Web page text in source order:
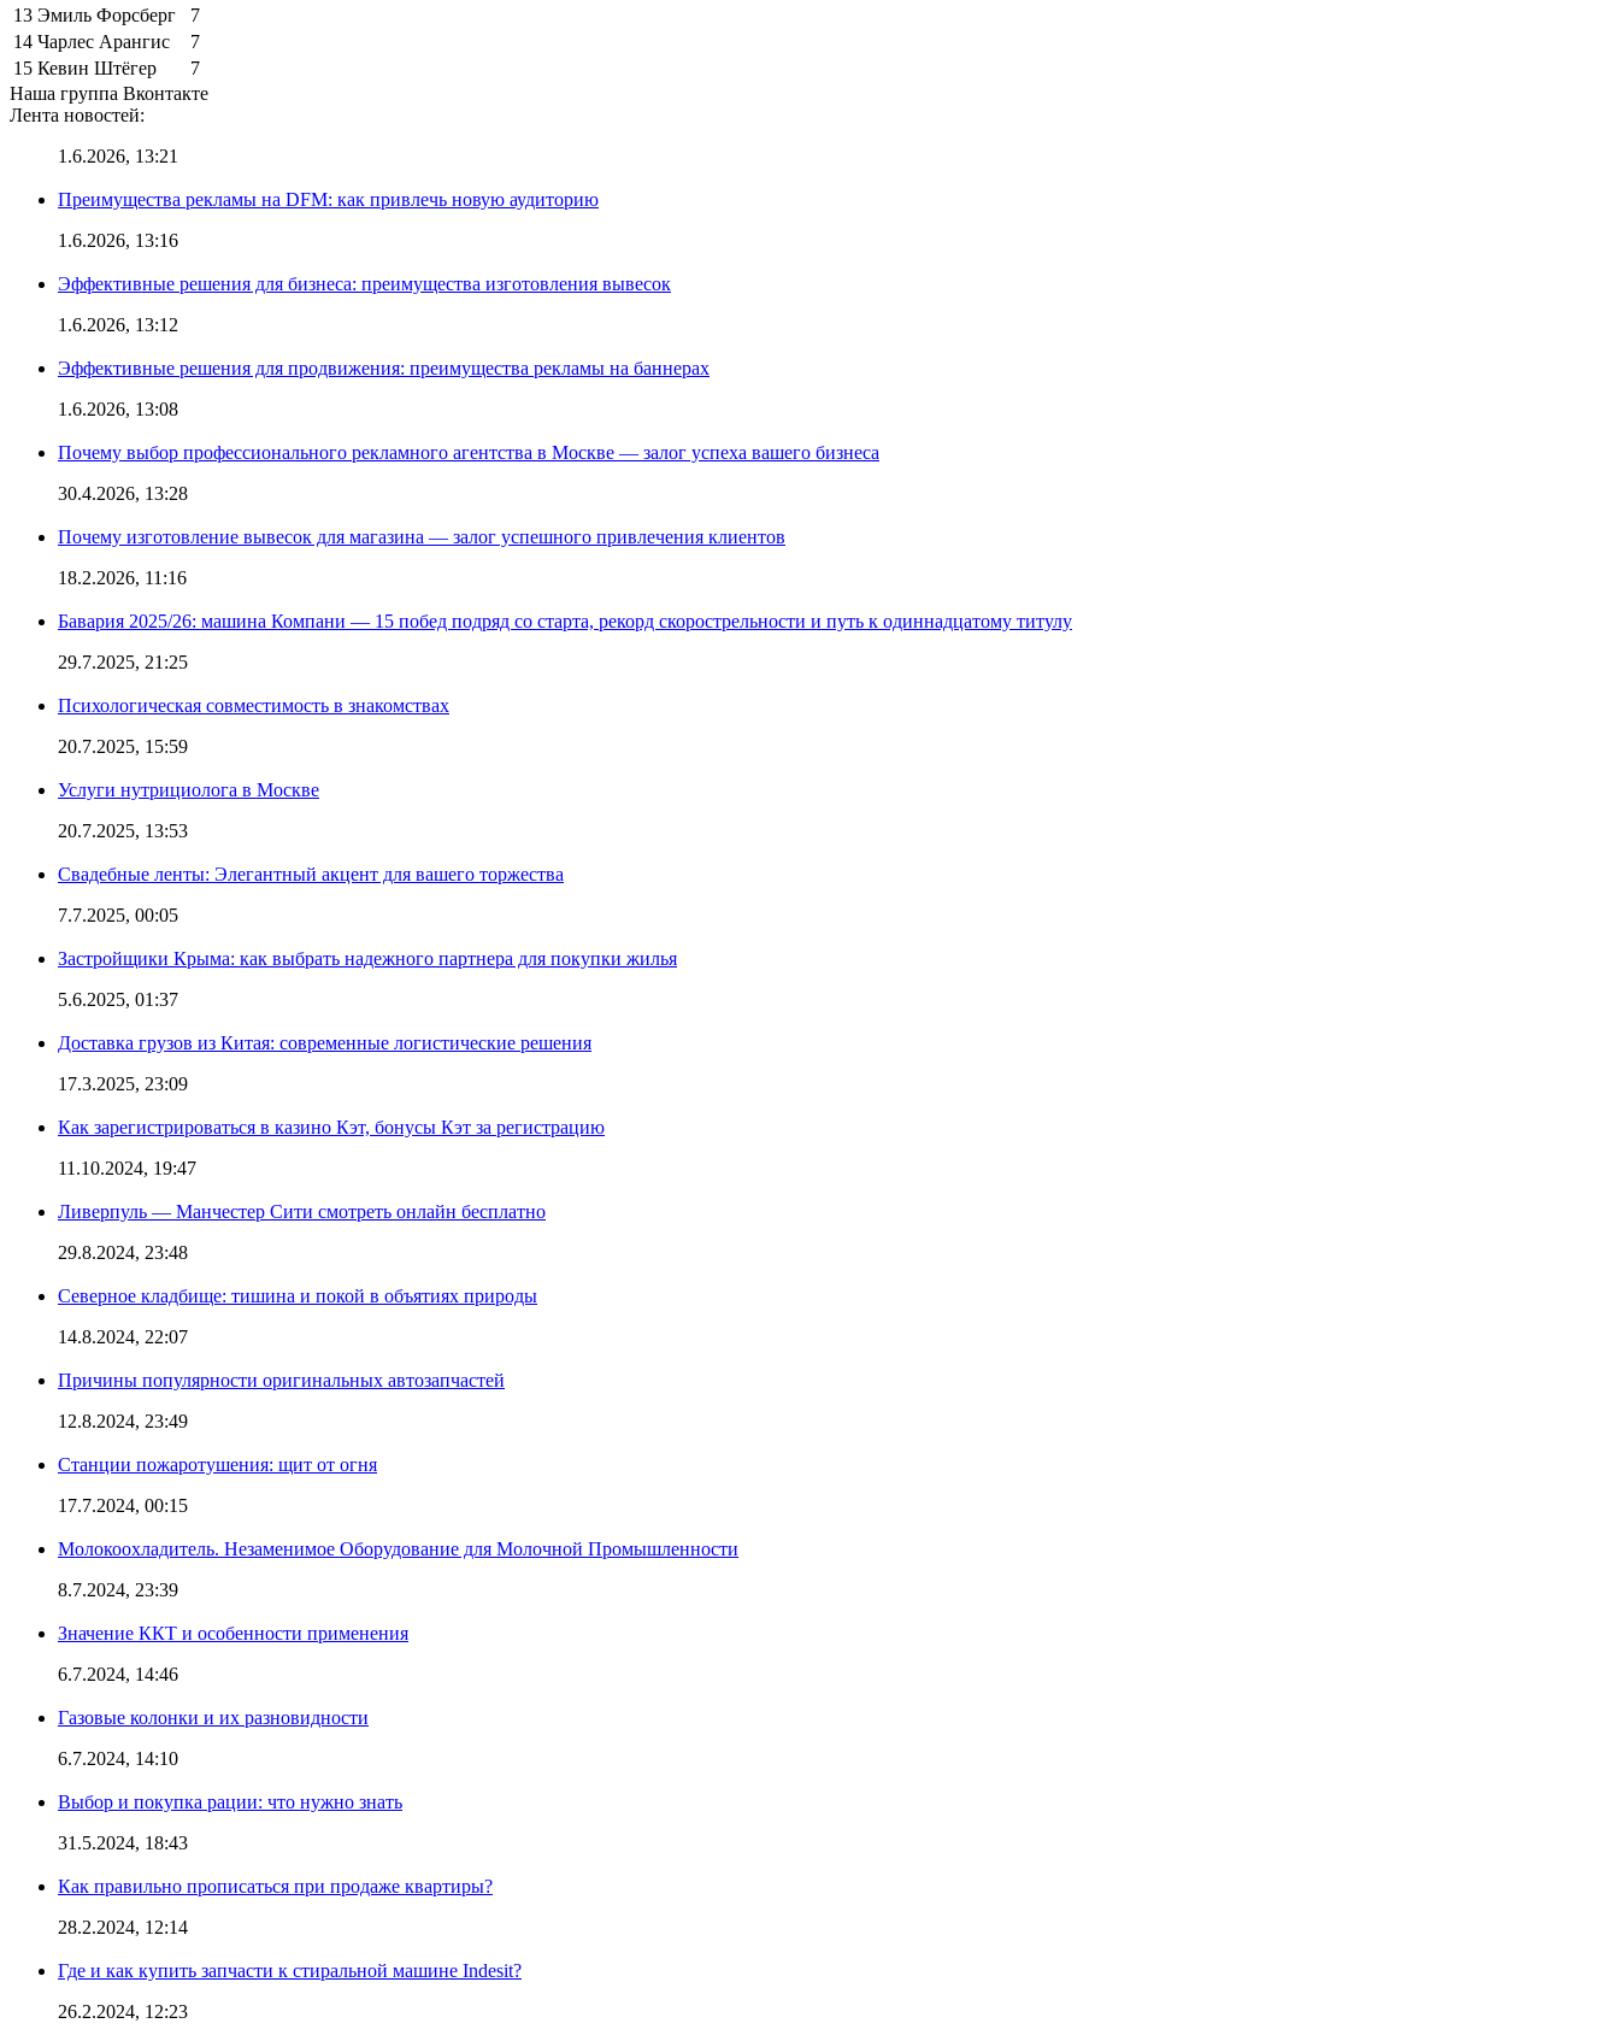
13 Эмиль Форсберг
7
14 Чарлес Арангис
7
15 Кевин Штёгер
7
Наша группа Вконтакте
Лента новостей:
1.6.2026, 13:21
Преимущества рекламы на DFM: как привлечь новую аудиторию
1.6.2026, 13:16
Эффективные решения для бизнеса: преимущества изготовления вывесок
1.6.2026, 13:12
Эффективные решения для продвижения: преимущества рекламы на баннерах
1.6.2026, 13:08
Почему выбор профессионального рекламного агентства в Москве — залог успеха вашего бизнеса
30.4.2026, 13:28
Почему изготовление вывесок для магазина — залог успешного привлечения клиентов
18.2.2026, 11:16
Бавария 2025/26: машина Компани — 15 побед подряд со старта, рекорд скорострельности и путь к одиннадцатому титулу
29.7.2025, 21:25
Психологическая совместимость в знакомствах
20.7.2025, 15:59
Услуги нутрициолога в Москве
20.7.2025, 13:53
Свадебные ленты: Элегантный акцент для вашего торжества
7.7.2025, 00:05
Застройщики Крыма: как выбрать надежного партнера для покупки жилья
5.6.2025, 01:37
Доставка грузов из Китая: современные логистические решения
17.3.2025, 23:09
Как зарегистрироваться в казино Кэт, бонусы Кэт за регистрацию
11.10.2024, 19:47
Ливерпуль — Манчестер Сити смотреть онлайн бесплатно
29.8.2024, 23:48
Северное кладбище: тишина и покой в объятиях природы
14.8.2024, 22:07
Причины популярности оригинальных автозапчастей
12.8.2024, 23:49
Станции пожаротушения: щит от огня
17.7.2024, 00:15
Молокоохладитель. Незаменимое Оборудование для Молочной Промышленности
8.7.2024, 23:39
Значение ККТ и особенности применения
6.7.2024, 14:46
Газовые колонки и их разновидности
6.7.2024, 14:10
Выбор и покупка рации: что нужно знать
31.5.2024, 18:43
Как правильно прописаться при продаже квартиры?
28.2.2024, 12:14
Где и как купить запчасти к стиральной машине Indesit?
26.2.2024, 12:23